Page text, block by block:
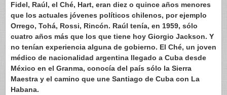
Fidel, Raúl, el Ché, Hart, eran diez o quince años menores
que los actuales jóvenes políticos chilenos, por ejemplo
Orrego, Tohá, Rossi, Rincón. Raúl tenía, en 1959, sólo
cuatro años más que los que tiene hoy Giorgio Jackson. Y
no tenían experiencia alguna de gobierno. El Ché, un joven
médico de nacionalidad argentina llegado a Cuba desde
México en el Granma, conocía del país sólo la Sierra
Maestra y el camino que une Santiago de Cuba con La
Habana.